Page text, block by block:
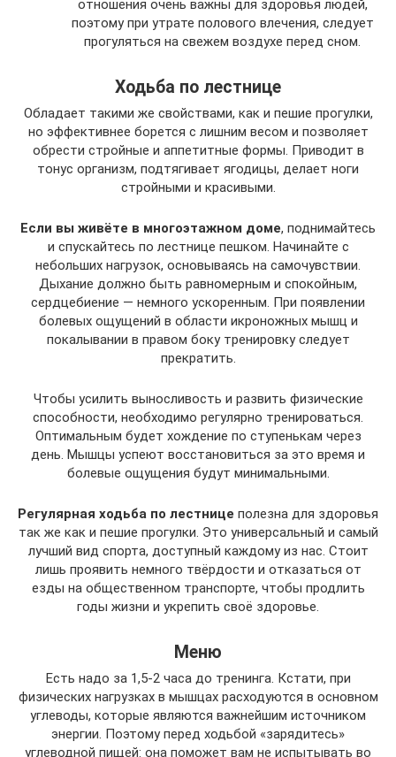
отношения очень важны для здоровья людей,
поэтому при утрате полового влечения, следует
прогуляться на свежем воздухе перед сном.
Ходьба по лестнице
Обладает такими же свойствами, как и пешие прогулки,
но эффективнее борется с лишним весом и позволяет
обрести стройные и аппетитные формы. Приводит в
тонус организм, подтягивает ягодицы, делает ноги
стройными и красивыми.
Если вы живёте в многоэтажном доме, поднимайтесь
и спускайтесь по лестнице пешком. Начинайте с
небольших нагрузок, основываясь на самочувствии.
Дыхание должно быть равномерным и спокойным,
сердцебиение — немного ускоренным. При появлении
болевых ощущений в области икроножных мышц и
покалывании в правом боку тренировку следует
прекратить.
Чтобы усилить выносливость и развить физические
способности, необходимо регулярно тренироваться.
Оптимальным будет хождение по ступенькам через
день. Мышцы успеют восстановиться за это время и
болевые ощущения будут минимальными.
Регулярная ходьба по лестнице полезна для здоровья
так же как и пешие прогулки. Это универсальный и самый
лучший вид спорта, доступный каждому из нас. Стоит
лишь проявить немного твёрдости и отказаться от
езды на общественном транспорте, чтобы продлить
годы жизни и укрепить своё здоровье.
Меню
Есть надо за 1,5-2 часа до тренинга. Кстати, при
физических нагрузках в мышцах расходуются в основном
углеводы, которые являются важнейшим источником
энергии. Поэтому перед ходьбой «зарядитесь»
углеводной пищей: она поможет вам не испытывать во